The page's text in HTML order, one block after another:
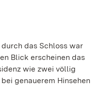
das Schloss war
Blick erscheinen das
wie zwei völlig
genauerem Hinsehen